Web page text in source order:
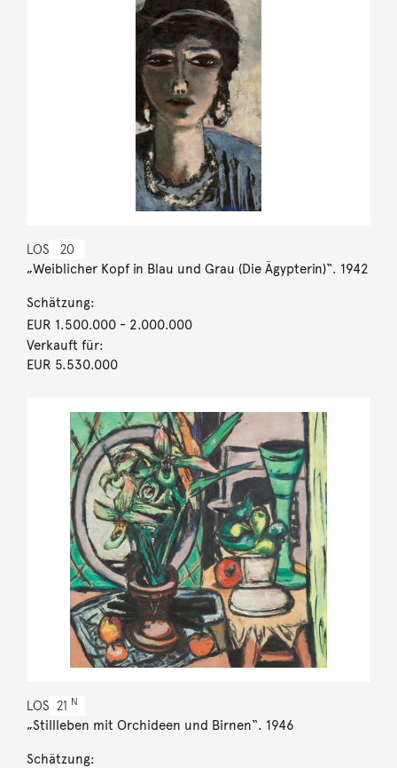
LOS 20
„Weiblicher Kopf in Blau und Grau (Die Ägypterin)“. 1942
Schätzung:
EUR 1.500.000- 2.000.000
Verkauft für:
EUR 5.530.000
LOS 21 N
„Stillleben mit Orchideen und Birnen“. 1946
Schätzung: